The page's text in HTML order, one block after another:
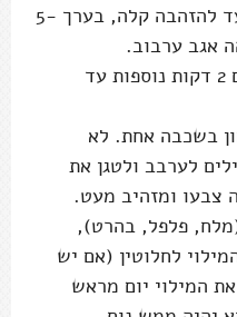
הבצל הקצוץ ומטגנים עד להזהבה קלה, בערך 5-
מוסיפים הסלרי ומטגנים 2 דקות נוספות עד
בשכבה אחת. לא
מתחילים לערבב ולטגן את
ומזהיב מעט.
פלפל, בהרט),
לחלוטין (אם יש
המילוי יום מראש